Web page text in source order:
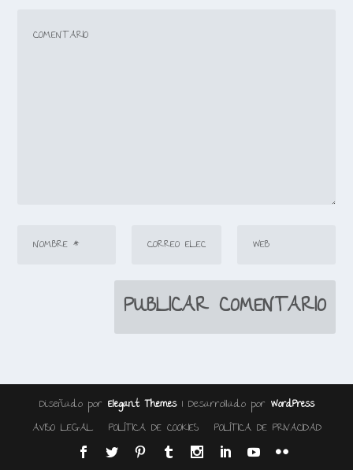
Diseñado por Elegant Themes| Desarrollado por WordPress
AVISO LEGAL POLÍTICA DE COOKIES POLÍTICA DE PRIVACIDAD